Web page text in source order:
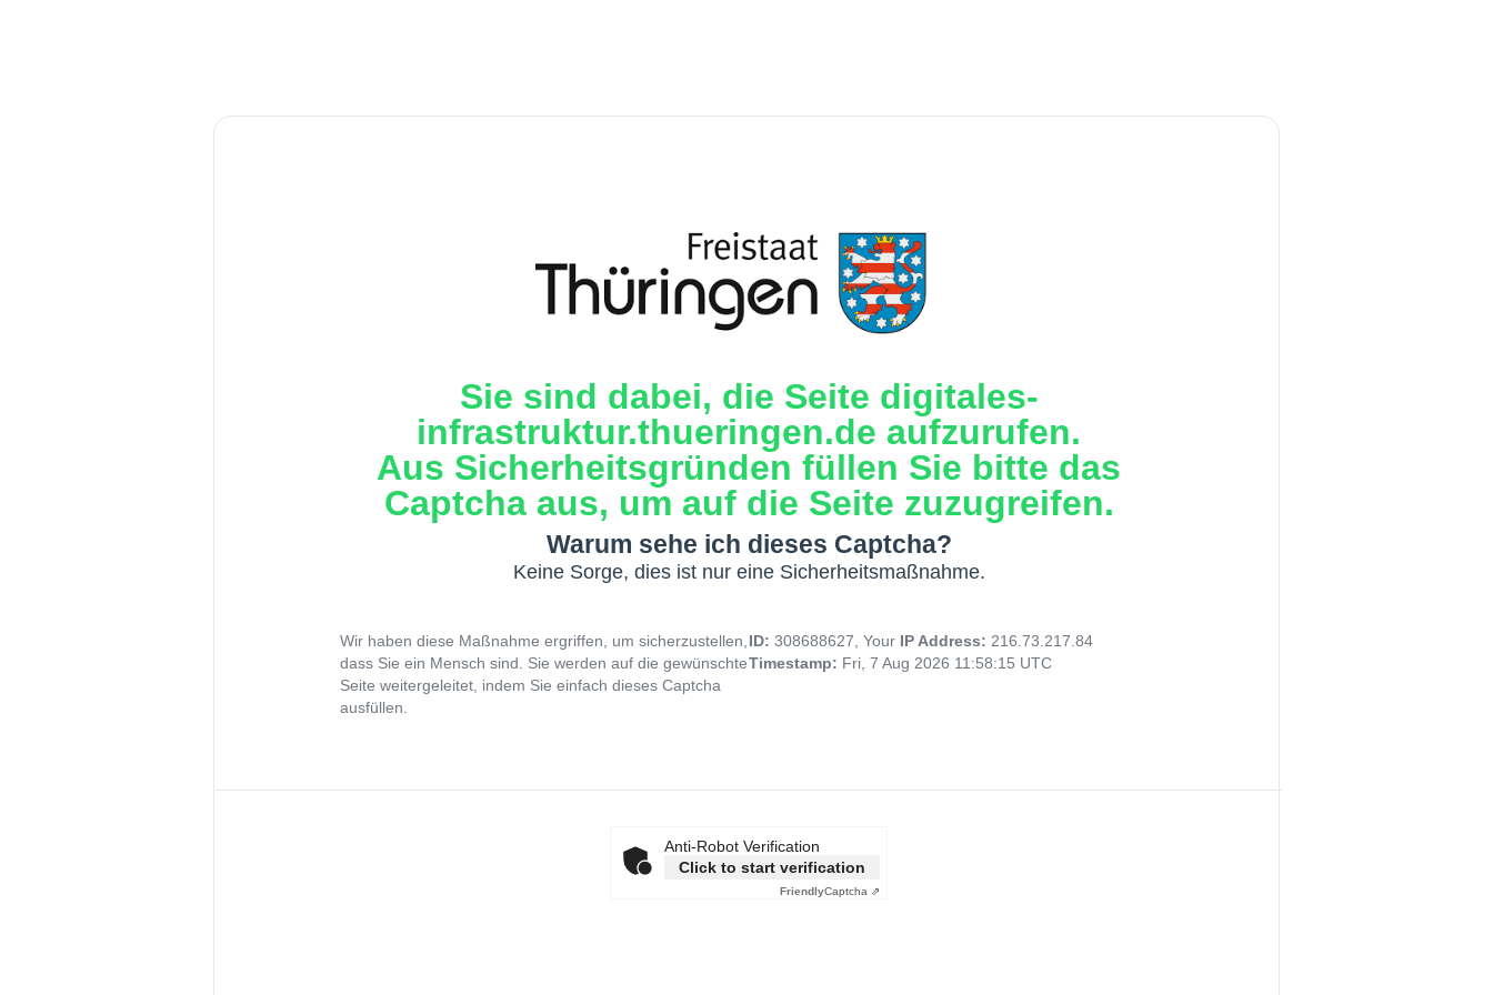
Sie sind dabei, die Seite digitales-
infrastruktur.thueringen.de aufzurufen.
Aus Sicherheitsgründen füllen Sie bitte das
Captcha aus, um auf die Seite zuzugreifen.
Warum sehe ich dieses Captcha?
Keine Sorge, dies ist nur eine Sicherheitsmaßnahme.
Wir haben diese Maßnahme ergriffen, um sicherzustellen,
dass Sie ein Mensch sind. Sie werden auf die gewünschte
Seite weitergeleitet, indem Sie einfach dieses Captcha
ausfüllen.
ID: 308688627, Your IP Address: 216.73.217.84
Timestamp: Fri, 7 Aug 2026 11:58:15 UTC
Anti-Robot Verification
Click to start verification
FriendlyCaptcha ⇗